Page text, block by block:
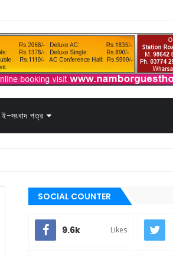
ই-সংবাদ পত্র
SOCIAL COUNTER
9.6k Likes